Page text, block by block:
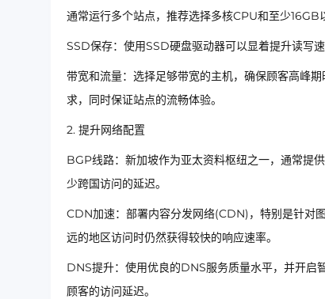
通常运行多个站点，推荐选择多核CPU和至少16GB
SSD保存：使用SSD硬盘驱动器可以显着提升读写
带宽和流量：选择足够带宽的主机，确保顾客高峰
求，同时保证站点的流畅体验。
2. 提升网络配置
BGP线路：新加坡作为亚太资料枢纽之一，通常提
少跨国访问的延迟。
CDN加速：部署内容分发网络(CDN)，特别是针对
远的地区访问时仍然获得较快的响应速率。
DNS提升：使用优良的DNS服务质量水平，并开启
顾客的访问延迟。